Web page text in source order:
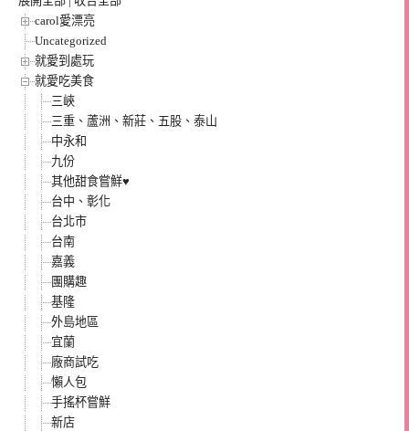
carol愛漂亮
Uncategorized
就愛到處玩
就愛吃美食
三峽
三重、蘆洲、新莊、五股、泰山
中永和
九份
其他甜食嘗鮮♥
台中、彰化
台北市
台南
嘉義
團購趣
基隆
外島地區
宜蘭
廠商試吃
懶人包
手搖杯嘗鮮
新店